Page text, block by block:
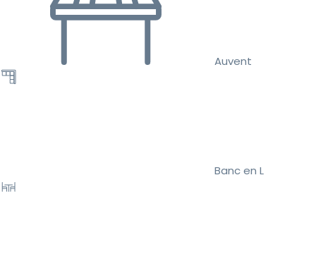
Auvent
Banc en L